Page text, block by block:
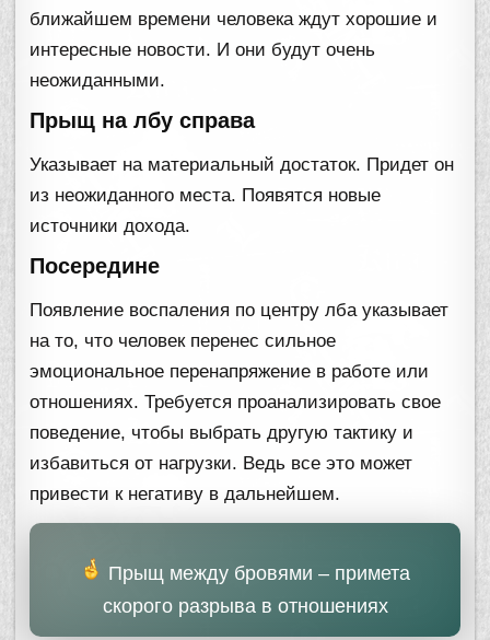
ближайшем времени человека ждут хорошие и
интересные новости. И они будут очень
неожиданными.
Прыщ на лбу справа
Указывает на материальный достаток. Придет он
из неожиданного места. Появятся новые
источники дохода.
Посередине
Появление воспаления по центру лба указывает
на то, что человек перенес сильное
эмоциональное перенапряжение в работе или
отношениях. Требуется проанализировать свое
поведение, чтобы выбрать другую тактику и
избавиться от нагрузки. Ведь все это может
привести к негативу в дальнейшем.
Прыщ между бровями – примета
скорого разрыва в отношениях